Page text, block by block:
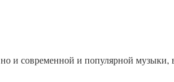
и современной и популярной музыки,